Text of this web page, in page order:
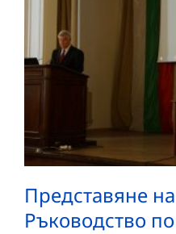
Представяне
Ръководство